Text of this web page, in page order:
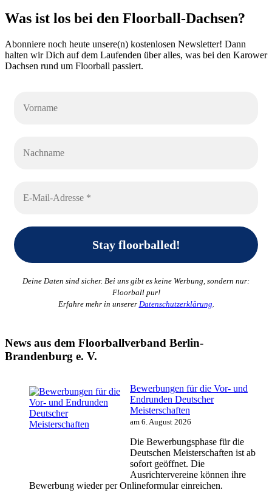
Was ist los bei den Floorball-Dachsen?
Abonniere noch heute unsere(n) kostenlosen Newsletter! Dann
halten wir Dich auf dem Laufenden über alles, was bei den Karower
Dachsen rund um Floorball passiert.
Deine Daten sind sicher. Bei uns gibt es keine Werbung, sondern nur:
Floorball pur!
Erfahre mehr in unserer Datenschutzerklärung.
News aus dem Floorballverband Berlin-
Brandenburg e. V.
Bewerbungen für die Vor- und
Endrunden Deutscher
Meisterschaften
am 6. August 2026
Die Bewerbungsphase für die
Deutschen Meisterschaften ist ab
sofort geöffnet. Die
Ausrichtervereine können ihre
Bewerbung wieder per Onlineformular einreichen.